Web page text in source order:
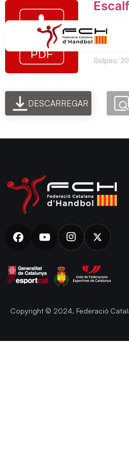
Creado:
Golpes:
DESCARREGAR
Copyright © 2024, Federació